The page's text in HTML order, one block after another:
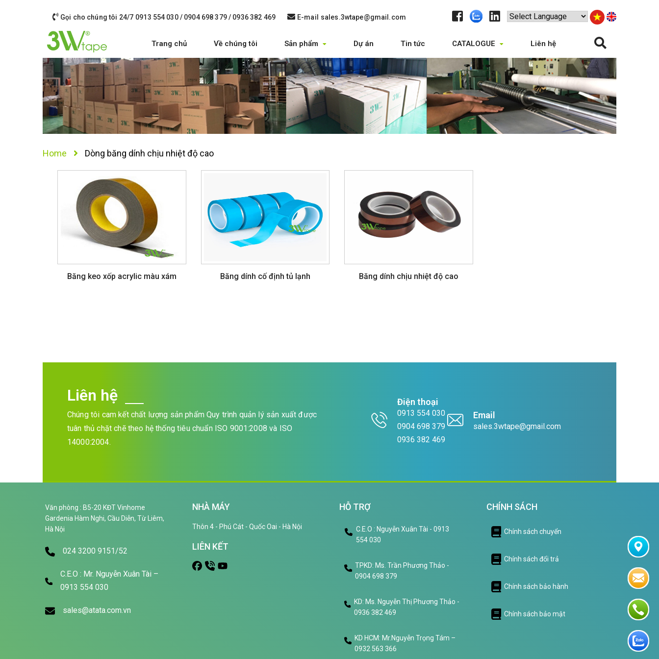
Gọi cho chúng tôi 24/7 0913 554 030 / 0904 698 379 / 0936 382 469 E-mail sales.3wtape@gmail.com
Trang chủ Về chúng tôi Sản phẩm Dự án Tin tức CATALOGUE Liên hệ
Home Dòng băng dính chịu nhiệt độ cao
Băng keo xốp acrylic màu xám Băng dính cố định tủ lạnh Băng dính chịu nhiệt độ cao
Liên hệ
Chúng tôi cam kết chất lượng sản phẩm Quy trình quản lý sản xuất được
tuân thủ chặt chẽ theo hệ thống tiêu chuẩn ISO 9001:2008 và ISO
14000:2004.
Điện thoại
0913 554 030
0904 698 379
0936 382 469
Email
sales.3wtape@gmail.com
Văn phòng : B5-20 KĐT Vinhome
Gardenia Hàm Nghi, Cầu Diễn, Từ Liêm,
Hà Nội
024 3200 9151/52
C.E.O : Mr. Nguyễn Xuân Tài –
0913 554 030
sales@atata.com.vn
NHÀ MÁY
Thôn 4 - Phú Cát - Quốc Oai - Hà Nội
LIÊN KẾT
HỖ TRỢ
C.E.O : Nguyễn Xuân Tài - 0913
554 030
TPKD: Ms. Trần Phương Thảo -
0904 698 379
KD: Ms. Nguyễn Thị Phương Thảo -
0936 382 469
KD HCM: Mr.Nguyễn Trọng Tám –
0932 563 366
CHÍNH SÁCH
Chính sách chuyển
Chính sách đổi trả
Chính sách bảo hành
Chính sách bảo mật